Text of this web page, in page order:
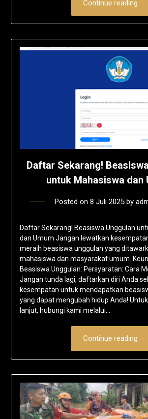
Continue reading
Daftar Sekarang!
untuk Mahasiswa dan
Posted on 8 Juli 2025 by
Daftar Sekarang! Beasiswa Unggulan
dan Umum Jangan lewatkan
meraih beasiswa unggulan yang
mahasiswa dan masyarakat umum.
Beasiswa Unggulan: Persyaratan: Cara
Jangan tunda lagi, daftarkan diri Anda
kesempatan untuk mendapatkan
yang dapat mengubah hidup Anda!
lanjut, hubungi kami melalui…
Continue reading